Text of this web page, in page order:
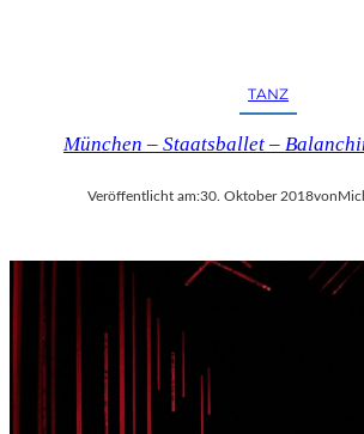
TANZ
München – Staatsballet –
Veröffentlicht am:30. Oktober 2018von